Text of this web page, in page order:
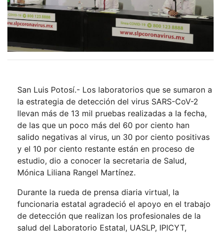
San Luis Potosí.- Los laboratorios que se sumaron a
la estrategia de detección del virus SARS-CoV-2
llevan más de 13 mil pruebas realizadas a la fecha,
de las que un poco más del 60 por ciento han
salido negativas al virus, un 30 por ciento positivas
y el 10 por ciento restante están en proceso de
estudio, dio a conocer la secretaria de Salud,
Mónica Liliana Rangel Martínez.
Durante la rueda de prensa diaria virtual, la
funcionaria estatal agradeció el apoyo en el trabajo
de detección que realizan los profesionales de la
salud del Laboratorio Estatal, UASLP, IPICYT,